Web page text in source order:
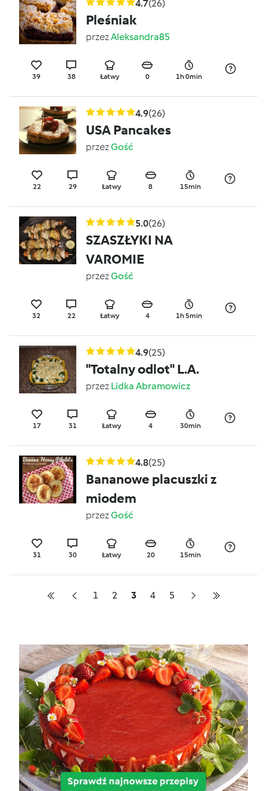
4.7(26)
Pleśniak
przezAleksandra85
39 38 Łatwy 0 1h 0min
4.9(26)
USA Pancakes
przezGość
22 29 Łatwy 8 15min
5.0(26)
SZASZŁYKI NA
VAROMIE
przezGość
32 22 Łatwy 4 1h 5min
4.9(25)
''Totalny odlot'' L.A.
przez Lidka Abramowicz
17 31 Łatwy 4 30min
4.8(25)
Bananowe placuszki z
miodem
przezGość
31 30 Łatwy 20 15min
1 2 3 4 5